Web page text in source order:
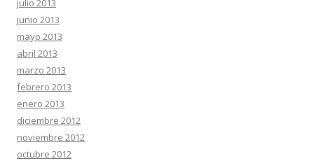
julio 2013
junio 2013
mayo 2013
abril 2013
marzo 2013
febrero 2013
enero 2013
diciembre 2012
noviembre 2012
octubre 2012